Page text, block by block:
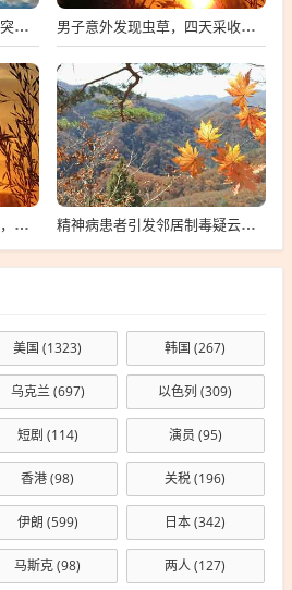
全国市市通高铁省份数首次突破两位数，中国高铁建设迈入新时代 男子意外发现虫草，四天采收数百根，探寻背后的故事与影响
上海通报投诉信息泄露事件，向12345投诉遭遇信息泄露的警示与反思 精神病患者引发邻居制毒疑云，事件深度解析与公众反响观察
美国 (1323) 韩国 (267)
乌克兰(697) 以色列 (309)
短剧 (114) 演员 (95)
香港(98) 关税(196)
伊朗 (599) 日本(342)
马斯克(98) 两人(127)